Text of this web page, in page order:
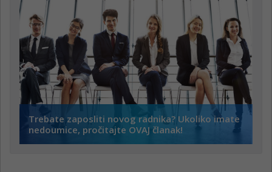
Trebate zaposliti novog radnika? Ukoliko imate
nedoumice, pročitajte OVAJ članak!